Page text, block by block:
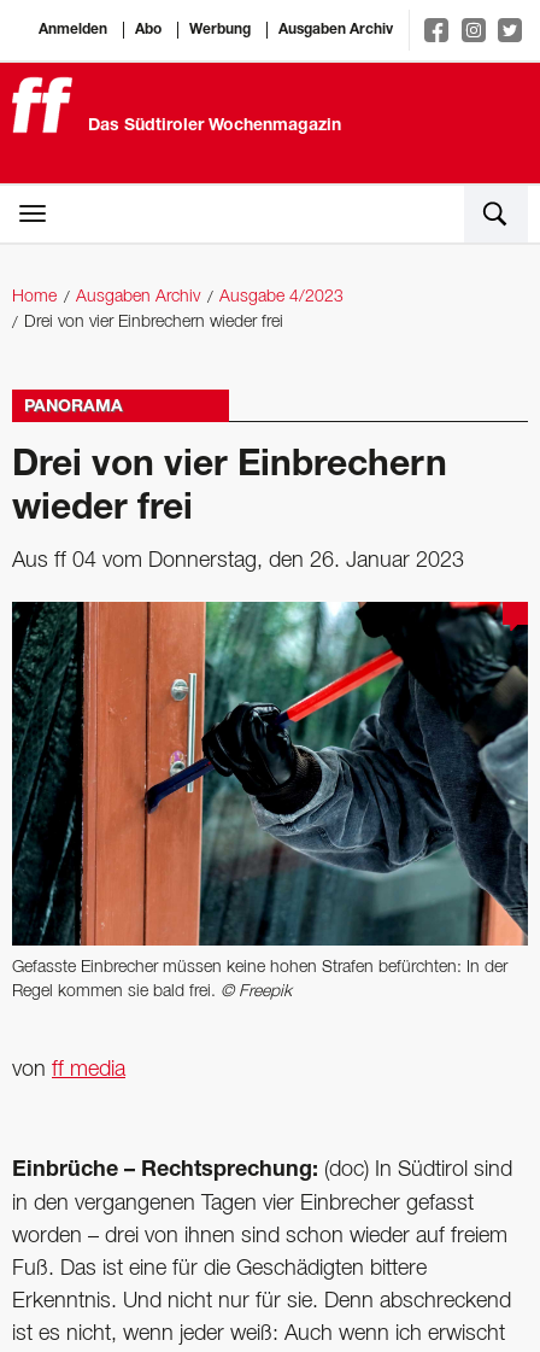
Anmelden Abo Werbung Ausgaben Archiv
Das Südtiroler Wochenmagazin
Home Ausgaben Archiv
Ausgabe 4/2023
Drei von vier Einbrechern wieder frei
PANORAMA
Drei von vier Einbrechern
wieder frei
Aus ff 04 vom Donnerstag, den 26. Januar 2023
Gefasste Einbrecher müssen keine hohen Strafen befürchten: In der
Regel kommen sie bald frei. © Freepik
von ff media
Einbrüche – Rechtsprechung: (doc) In Südtirol sind
in den vergangenen Tagen vier Einbrecher gefasst
worden – drei von ihnen sind schon wieder auf freiem
Fuß. Das ist eine für die Geschädigten bittere
Erkenntnis. Und nicht nur für sie. Denn abschreckend
ist es nicht, wenn jeder weiß: Auch wenn ich erwischt